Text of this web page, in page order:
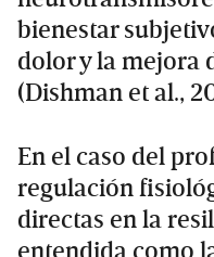
bienestar
dolor y la mejora
(Dishman et al.,
En el caso del
regulación
directas en la